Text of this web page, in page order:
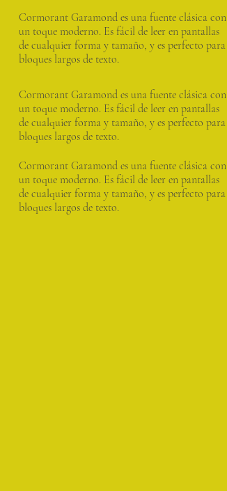
Cormorant Garamond es una fuente clásica con
un toque moderno. Es fácil de leer en pantallas
de cualquier forma y tamaño, y es perfecto para
bloques largos de texto.
Cormorant Garamond es una fuente clásica con
un toque moderno. Es fácil de leer en pantallas
de cualquier forma y tamaño, y es perfecto para
bloques largos de texto.
Cormorant Garamond es una fuente clásica con
un toque moderno. Es fácil de leer en pantallas
de cualquier forma y tamaño, y es perfecto para
bloques largos de texto.